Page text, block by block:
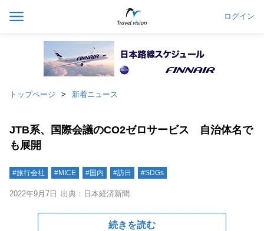
ログイン
トップページ 新着ニュース
JTB系、国際会議のCO2ゼロサービス 自治体名で
も展開
#旅行会社 #MICE #国内 #訪日 #SDGs
2022年9月7日 出典：日本経済新聞
続きを読む